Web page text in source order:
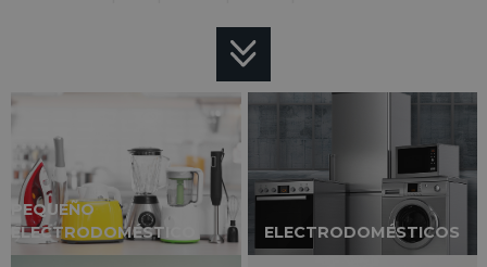
diarias. Si buscas un electrodoméstico que combine
innovación, rendimiento y diseño elegante, estás a punto
de descubrir por qué los lavavajillas marca Kromsline
son la elección predilecta para hogares modernos.
EFICIENCIA TECNOLÓGICA:
PEQUEÑO
ELECTRODOMÉSTICO
ELECTRODOMÉSTICOS